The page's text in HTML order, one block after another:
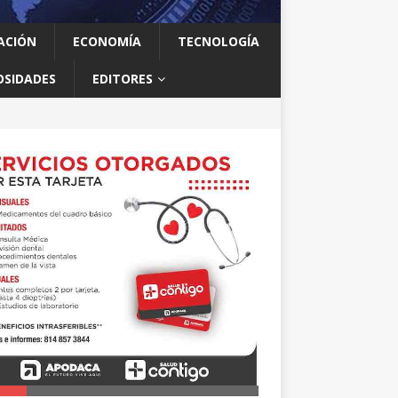
ECONOMÍA TECNOLOGÍA
EDITORES